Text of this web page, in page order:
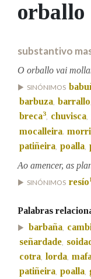
Facebook
TwitterYoutube
BUSCAR NOS
Remata por
Contén
BUSCAR NO
Nas definicións
Nos exemplos
orballo
substantivo
O orballo vai
SINÓNIMOS
barbuza, barrallo,
breca3, chuvisca,
mocalleira,
patiñeira, poalla,
Ao amencer, as
SINÓNIMOS resío1
Palabras
barbaña,
señardade,
cotra, lorda,
patiñeira, poalla,